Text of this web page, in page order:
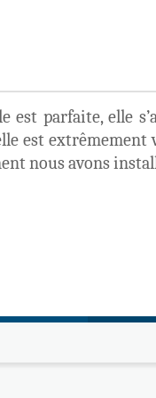
parfaite, elle
est
nous avons